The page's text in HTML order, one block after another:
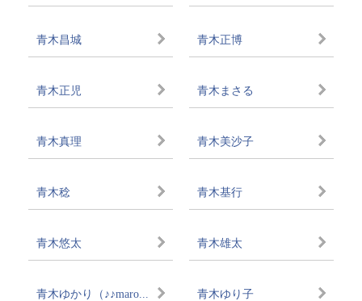
青木昌城 青木正博
青木正児 青木まさる
青木真理 青木美沙子
青木稔 青木基行
青木悠太 青木雄太
青木ゆかり（♪♪maro... 青木ゆり子